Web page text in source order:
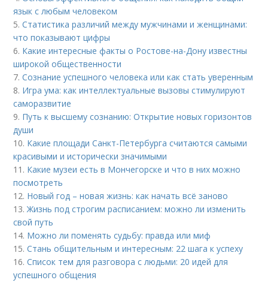
язык с любым человеком
5.Статистика различий между мужчинами и женщинами:
что показывают цифры
6. Какие интересные факты о Ростове-на-Дону известны
широкой общественности
7.Сознание успешного человека или как стать уверенным
8. Игра ума: как интеллектуальные вызовы стимулируют
саморазвитие
9. Путь к высшему сознанию: Открытие новых горизонтов
души
10. Какие площади Санкт-Петербурга считаются самыми
красивыми и исторически значимыми
11. Какие музеи есть в Мончегорске и что в них можно
посмотреть
12. Новый год – новая жизнь: как начать всё заново
13.Жизнь под строгим расписанием: можно ли изменить
свой путь
14. Можно ли поменять судьбу: правда или миф
15.Стань общительным и интересным: 22 шага к успеху
16.Список тем для разговора с людьми: 20 идей для
успешного общения